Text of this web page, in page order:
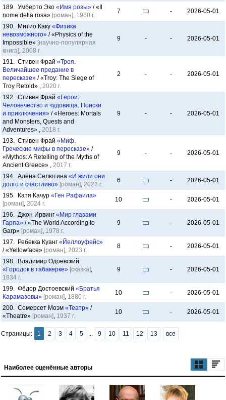
189. Умберто Эко «Имя розы» / «Il
nome della rosa» [роман], 1980 г.
7 - 2026-05-01
190. Митио Каку «Физика
невозможного» / «Physics of the
Impossible» [научно-популярная
книга], 2008 г.
9 - - 2026-05-01
191. Стивен Фрай «Троя.
Величайшее предание в
пересказе» / «Troy: The Siege of
Troy Retold» , 2020 г.
2 - - 2026-05-01
192. Стивен Фрай «Герои:
Человечество и чудовища. Поиски
и приключения» / «Heroes: Mortals
and Monsters, Quests and
Adventures» , 2018 г.
9 - - 2026-05-01
193. Стивен Фрай «Миф.
Греческие мифы в пересказе» /
«Mythos: A Retelling of the Myths of
Ancient Greece» , 2017 г.
9 - - 2026-05-01
194. Алёна Селютина «И жили они
долго и счастливо» [роман], 2023 г.
6 - 2026-05-01
195. Катя Качур «Ген Рафаила»
[роман], 2024 г.
10 - 2026-05-01
196. Джон Ирвинг «Мир глазами
Гарпа» / «The World According to
Garp» [роман], 1978 г.
9 - 2026-05-01
197. Ребекка Куанг «Йеллоуфейс»
/ «Yellowface» [роман], 2023 г.
8 - 2026-05-01
198. Владимир Одоевский
«Городок в табакерке» [сказка],
1834 г.
9 - 2026-05-01
199. Фёдор Достоевский «Братья
Карамазовы» [роман], 1880 г.
10 - 2026-05-01
200. Сомерсет Моэм «Театр» /
«Theatre» [роман], 1937 г.
10 - 2026-05-01
Страницы: 1 2 3 4 5 ... 9 10 11 12 13 все
Наиболее оценённые авторы